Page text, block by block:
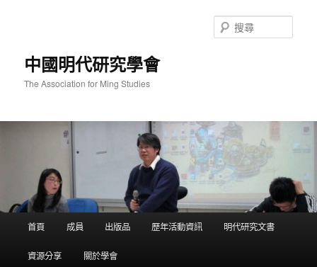
中國明代研究學會
The Association for Ming Studies
尋
首頁 成員 出版品 歷年活動資訊 明代研究文書
資源分享 關於學會